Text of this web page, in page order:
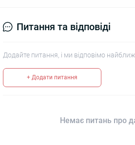
Питання та відповіді
Додайте питання, і ми відповімо
+ Додати питання
Немає питань про